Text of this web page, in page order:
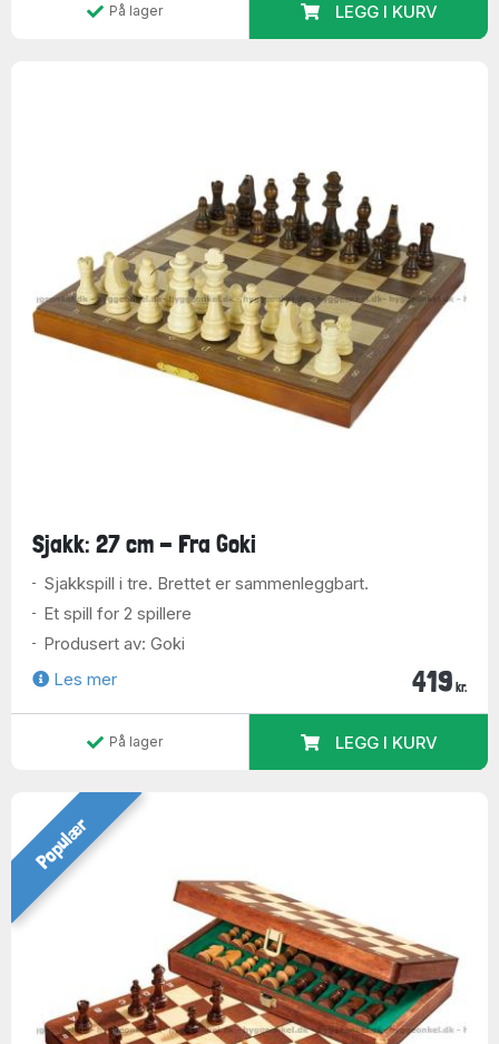
På lager LEGG I KURV
Sjakk: 27 cm - Fra Goki
Sjakkspill i tre. Brettet er sammenleggbart.
Et spill for 2 spillere
Produsert av: Goki
Les mer
419 kr.
På lager LEGG I KURV
Populær